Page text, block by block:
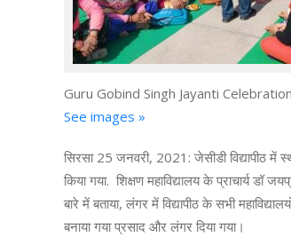
Guru Gobind Singh Jayanti
See images »
सिरसा 25 जनवरी, 2021: जेसीडी विद्यापीठ में
किया गया. शिक्षण महाविद्यालय के प्राचार्य
बारे में बताया, लंगर में विद्यापीठ के सभी
बनाया गया प्रसाद और लंगर दिया गया।